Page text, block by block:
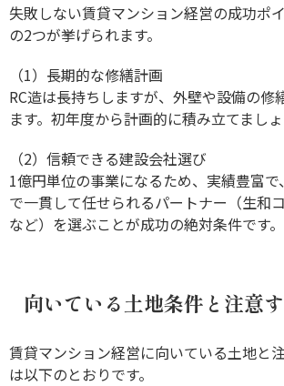
失敗しない賃貸マンション経営の成功ポ
の2つが挙げられます。
（1）長期的な修繕計画
RC造は長持ちしますが、外壁や設備の修
ます。初年度から計画的に積み立てましょ
（2）信頼できる建設会社選び
1億円単位の事業になるため、実績豊富
で一貫して任せられるパートナー（生和
など）を選ぶことが成功の絶対条件です。
向いている土地条件と注意
賃貸マンション経営に向いている土地と
は以下のとおりです。